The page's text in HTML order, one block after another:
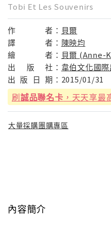
Tobi Et Les Souvenirs
作 者： 貝爾
譯
者： 陳映均
繪
者： 貝爾 (Anne-
出
版 社： 韋伯文化國
出 版 日 期： 2015/01/31
刷誠品聯名卡 ，天天享最
大量採購團購專區
內容簡介